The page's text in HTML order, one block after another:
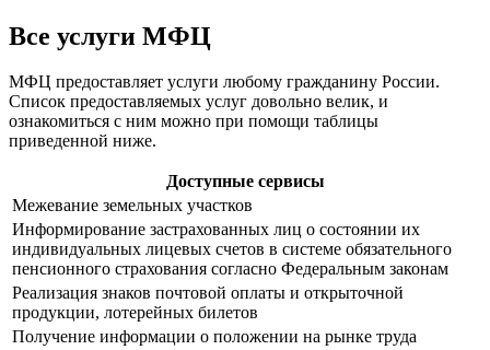
Все услуги МФЦ
МФЦ предоставляет услуги любому гражданину России.
Список предоставляемых услуг довольно велик, и
ознакомиться с ним можно при помощи таблицы
приведенной ниже.
Доступные сервисы
Межевание земельных участков
Информирование застрахованных лиц о состоянии их
индивидуальных лицевых счетов в системе обязательного
пенсионного страхования согласно Федеральным законам
Реализация знаков почтовой оплаты и открыточной
продукции, лотерейных билетов
Получение информации о положении на рынке труда